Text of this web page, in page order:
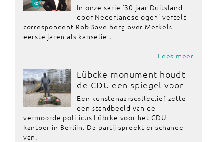
In onze serie '30 jaar Duitsland
door Nederlandse ogen' vertelt
correspondent Rob Savelberg over Merkels
eerste jaren als kanselier.
Lees meer
Lübcke-monument houdt
de CDU een spiegel voor
Een kunstenaarscollectief zette
een standbeeld van de
vermoorde politicus Lübcke voor het CDU-
kantoor in Berlijn. De partij spreekt er schande
van.